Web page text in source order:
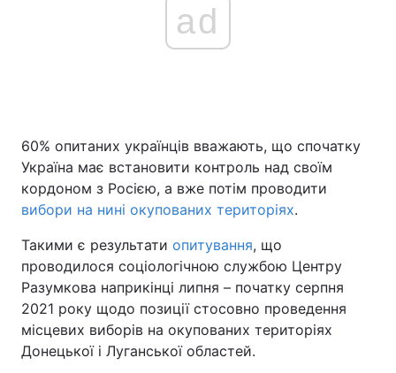
Україна Політика
Економіка Світ
Техно і зв'язок Лайт
Зброя Інциденти
Здоров'я Туризм
ad
60% опитаних українців вважають, що спочатку
Україна має встановити контроль над своїм
кордоном з Росією, а вже потім проводити
вибори на нині окупованих територіях.
Такими є результати опитування, що
проводилося соціологічною службою Центру
Разумкова наприкінці липня – початку серпня
2021 року щодо позиції стосовно проведення
місцевих виборів на окупованих територіях
Донецької і Луганської областей.